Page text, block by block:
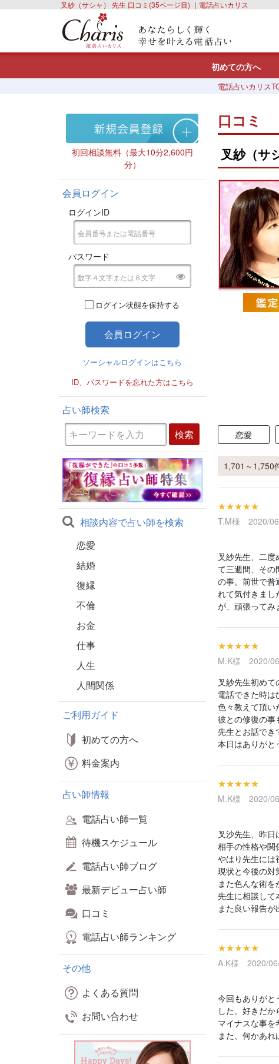
叉紗（サシャ） 先生 口コミ(35ページ目) ｜電話占いカリス
初めての方へ
電話占いカリス
初回相談無料（最大10分2,600円
分）
会員ログイン
ログインID
パスワード
ログイン状態を保持する
ソーシャルログインはこちら
ID、パスワードを忘れた方はこちら
占い師検索
相談内容で占い師を検索
恋愛
結婚
復縁
不倫
お金
仕事
人生
人間関係
ご利用ガイド
初めての方へ
料金案内
占い師情報
電話占い師一覧
待機スケジュール
電話占い師ブログ
最新デビュー占い師
口コミ
電話占い師ランキング
その他
よくある質問
お問い合わせ
口コミ
叉紗（サ
恋愛
1,701～1,750
★★★★★
T.M様 2020/
叉紗先生、二
て三週間、そ
の事。前世で普
れて気付きま
が、頑張ってみ
★★★★★
M.K様 2020/
叉紗先生初め
電話できた時は
色々教えて頂い
彼との修復の事
先生とお話でき
本日はありがと
★★★★★
M.K様 2020/
叉沙先生、昨日
相手の性格や関
やはり先生には
現状と今後の対
また色んな術を
先生に相談して
また良い報告が
★★★★★
A.K様 2020/
今回もありがと
した。好きだ
マイナスな事を
また、何かあ